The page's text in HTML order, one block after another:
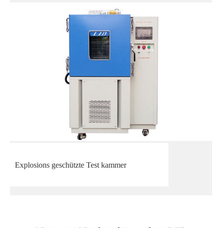
Explosions geschützte Test kammer